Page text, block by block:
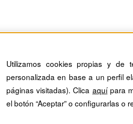
Utilizamos cookies propias y de
personalizada en base a un perfil
páginas visitadas). Clica aquípara
el botón “Aceptar” o configurarlas o